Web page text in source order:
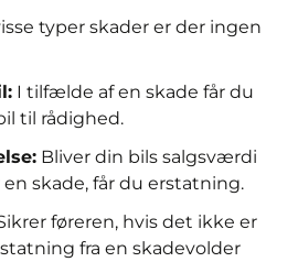
typer skader er der ingen
I tilfælde af en skade får du
til rådighed.
Bliver din bils salgsværdi
skade, får du erstatning.
føreren, hvis det ikke er
fra en skadevolder